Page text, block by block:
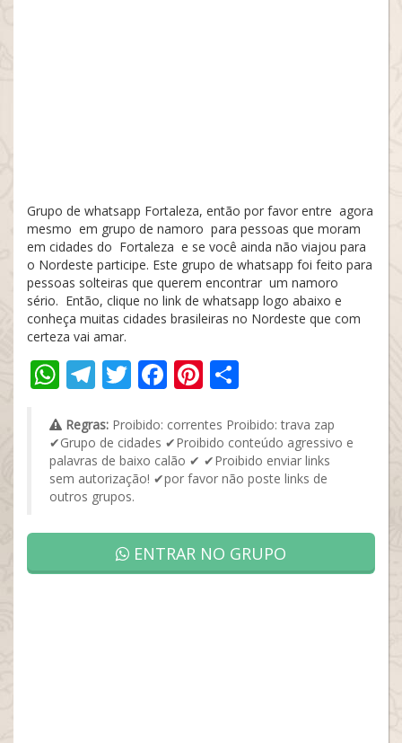
Grupo de whatsapp Fortaleza, então por favor entre agora
mesmo em grupo de namoro para pessoas que moram
em cidades do Fortaleza e se você ainda não viajou para
o Nordeste participe. Este grupo de whatsapp foi feito para
pessoas solteiras que querem encontrar um namoro
sério. Então, clique no link de whatsapp logo abaixo e
conheça muitas cidades brasileiras no Nordeste que com
certeza vai amar.
WhatsApp
Telegram
Twitter
Facebook
Pinterest
Regras: Proibido: correntes Proibido: trava zap
✔Grupo de cidades ✔Proibido conteúdo agressivo e
palavras de baixo calão ✔ ✔Proibido enviar links
sem autorização! ✔por favor não poste links de
outros grupos.
ENTRAR NO GRUPO